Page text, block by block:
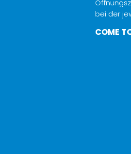
bei der
COME